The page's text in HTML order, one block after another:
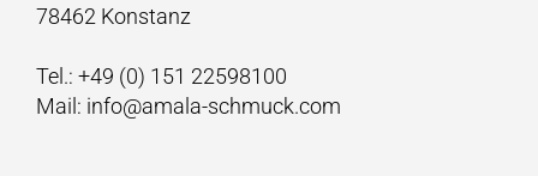
78462 Konstanz
Tel.: +49 (0) 151 22598100
Mail: info@amala-schmuck.com